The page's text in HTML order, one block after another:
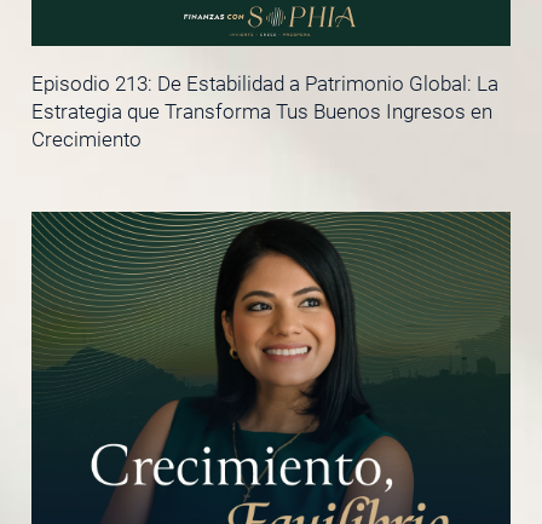
Episodio 213: De Estabilidad a Patrimonio Global: La
Estrategia que Transforma Tus Buenos Ingresos en
Crecimiento